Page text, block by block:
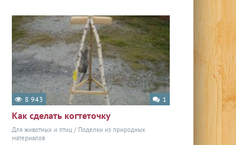
8 943 1
Как сделать когтеточку
Для животных и птиц / Поделки из природных
материалов